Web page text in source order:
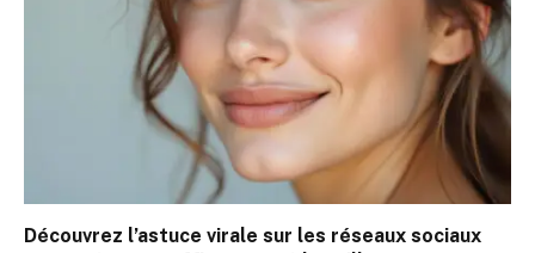
Découvrez l’astuce virale sur les réseaux sociaux